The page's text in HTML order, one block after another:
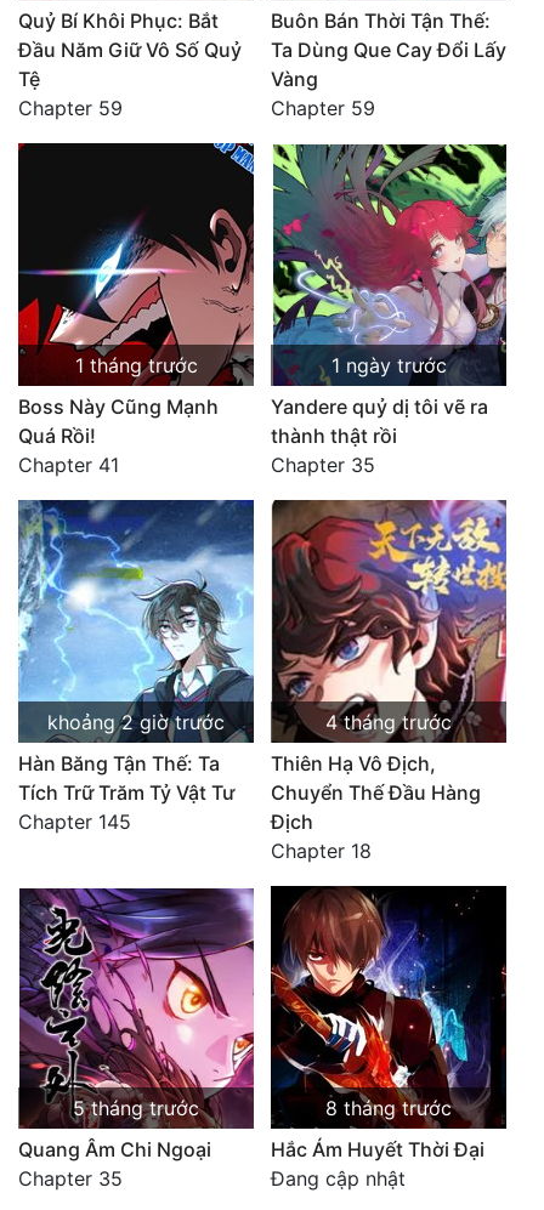
Quỷ Bí Khôi Phục: Bắt
Đầu Năm Giữ Vô Số Quỷ
Tệ
Chapter 59
Buôn Bán Thời Tận Thế:
Ta Dùng Que Cay Đổi Lấy
Vàng
Chapter 59
1 tháng trước
Boss Này Cũng Mạnh
Quá Rồi!
Chapter 41
1 ngày trước
Yandere quỷ dị tôi vẽ ra
thành thật rồi
Chapter 35
khoảng 2 giờ trước
Hàn Băng Tận Thế: Ta
Tích Trữ Trăm Tỷ Vật Tư
Chapter 145
4 tháng trước
Thiên Hạ Vô Địch,
Chuyển Thế Đầu Hàng
Địch
Chapter 18
5 tháng trước
Quang Âm Chi Ngoại
Chapter 35
8 tháng trước
Hắc Ám Huyết Thời Đại
Đang cập nhật